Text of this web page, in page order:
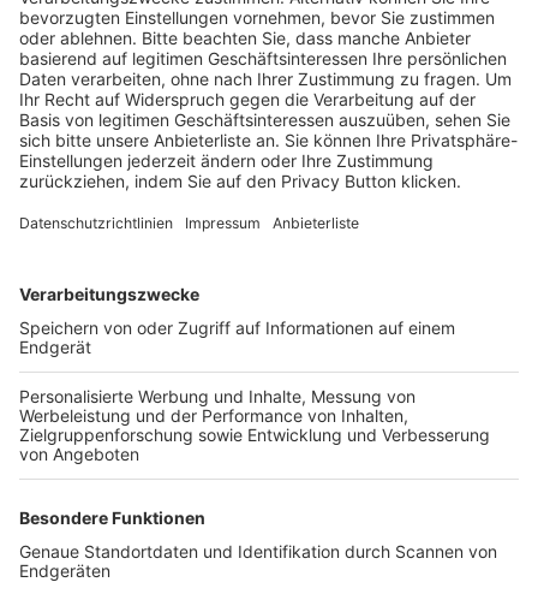
Schulungsangebot Vereinsmitarbeiter
BFV-Geschäftsstellen
Trainerbörse
Login SpielPlus
FOLGE DEM BFV
TOP-VEREINE
TOP-PARTNER